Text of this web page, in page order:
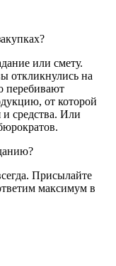
или смету.
откликнулись на
перебивают
от которой
и средства. Или
Присылайте
максимум в